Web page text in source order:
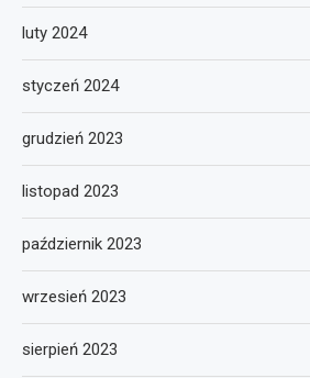
luty 2024
styczeń 2024
grudzień 2023
listopad 2023
październik 2023
wrzesień 2023
sierpień 2023